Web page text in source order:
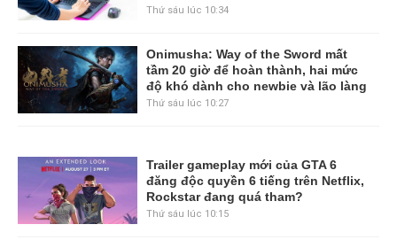
Thứ sáu lúc 10:34
Onimusha: Way of the Sword mất
tầm 20 giờ để hoàn thành, hai mức
độ khó dành cho newbie và lão làng
Thứ sáu lúc 10:27
Trailer gameplay mới của GTA 6
đăng độc quyền 6 tiếng trên Netflix,
Rockstar đang quá tham?
Thứ sáu lúc 10:15